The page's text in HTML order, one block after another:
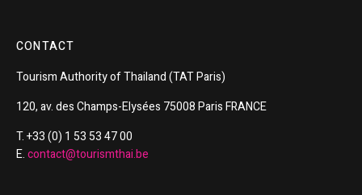
CONTACT
TourismAuthority ofThailand(TAT Paris)
120, av. des Champs-Elysées 75008 Paris FRANCE
T. +33 (0) 1 53 53 47 00
E.contact@tourismthai.be